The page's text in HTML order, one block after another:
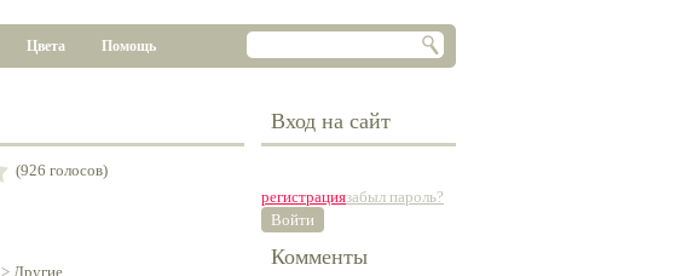
Цвета Помощь
(926 голосов)
> Другие
Вход на сайт
регистрациязабыл пароль?
Войти
Комменты